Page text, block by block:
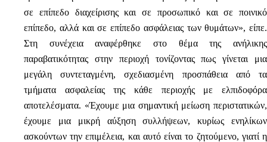
σε επίπεδο διαχείρισης και σε προσωπικό και σε ποινικό
επίπεδο, αλλά και σε επίπεδο ασφάλειας των θυμάτων», είπε.
Στη συνέχεια αναφέρθηκε στο θέμα της ανήλικης
παραβατικότητας στην περιοχή τονίζοντας πως γίνεται μια
μεγάλη συντεταγμένη, σχεδιασμένη προσπάθεια από τα
τμήματα ασφαλείας της κάθε περιοχής με ελπιδοφόρα
αποτελέσματα. «Έχουμε μια σημαντική μείωση περιστατικών,
έχουμε μια μικρή αύξηση συλλήψεων, κυρίως ενηλίκων
ασκούντων την επιμέλεια, και αυτό είναι το ζητούμενο, γιατί η